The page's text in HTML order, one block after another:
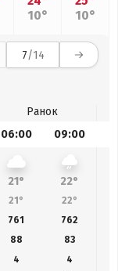
10°
10°
7/14
Ранок
06:00 09:00
21° 22°
21° 22°
761 762
88
83
4
4